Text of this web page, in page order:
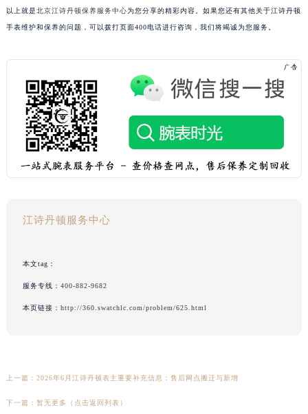
以上就是北京江诗丹顿保养服务中心为您分享的精彩内容。如果您还有其他关于江诗丹顿
手表维护和保养的问题，可以拨打页面400电话进行咨询，我们将竭诚为您服务。
江诗丹顿服务中心
本文tag：
服务专线： 400-882-9682
本页链接： http://360.swatchlc.com/problem/625.html
上一篇： 2026年6月江诗丹顿表主重要补充信息：售后网点搬迁与新增
下一篇： 暂无更多（点击返回列表）